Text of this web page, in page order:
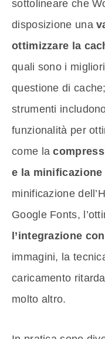
sottolineare che
disposizione una
ottimizzare la
quali sono i
questione di
strumenti
funzionalità per
come la
e la
minificazione
Google Fonts,
l’integrazione
immagini, la
caricamento
molto altro.